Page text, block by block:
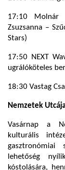
17:10 Molnár
Zsuzsanna –
Stars)
17:50 NEXT
ugrálóköteles
18:30 Vastag
Nemzetek
Vasárnap a
kulturális
gasztronómiai
lehetőség
kóstolására,